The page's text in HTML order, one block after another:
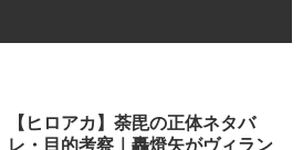
【ヒロアカ】荼毘の正体ネタバ
レ・目的考察｜轟燈矢がヴィラン